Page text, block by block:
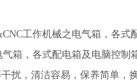
工作机械之电气箱，各式
箱，各式配电箱及电脑控制
扰，清洁容易，保养简单，